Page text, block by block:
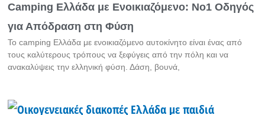
Camping Ελλάδα με Ενοικιαζόμενο: Νο1 Οδηγός
για Απόδραση στη Φύση
Το camping Ελλάδα με ενοικιαζόμενο αυτοκίνητο είναι ένας από
τους καλύτερους τρόπους να ξεφύγεις από την πόλη και να
ανακαλύψεις την ελληνική φύση. Δάση, βουνά,